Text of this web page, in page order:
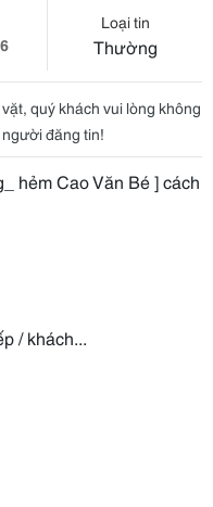
Loại tin
Thường
quý khách vui lòng không
đăng tin!
hẻm Cao Văn Bé ] cách
/ khách...